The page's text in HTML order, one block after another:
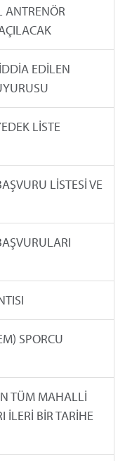
ANTRENÖR
EDİLEN
LİSTE
LİSTESİ VE
SPORCU
TÜM MAHALLİ
BİR TARİHE